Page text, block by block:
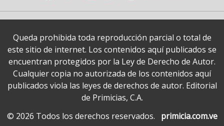
Queda prohibida toda reproducción parcial o total de
este sitio de internet. Los contenidos aquí publicados se
encuentran protegidos por la Ley de Derecho de Autor.
Cualquier copia no autorizada de los contenidos aquí
publicados viola las leyes de derechos de autor. Editorial
de Primicias, C.A.
© 2026 Todos los derechos reservados.
primicia.com.ve